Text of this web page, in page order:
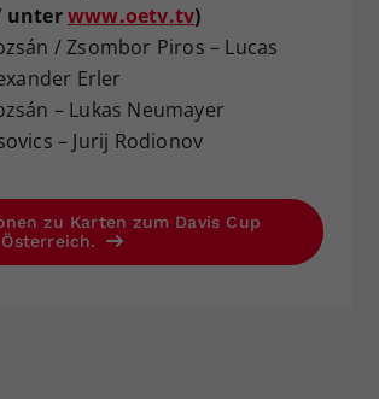
unterwww.oetv.tv)
/ Zsombor Piros – Lucas
Erler
– Lukas Neumayer
– Jurij Rodionov
zu Karten zum Davis Cup